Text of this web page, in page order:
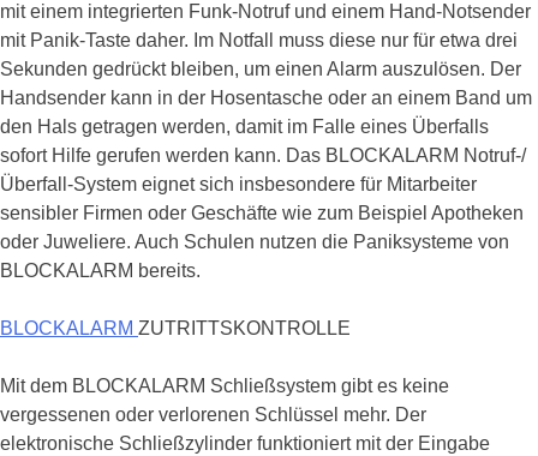
mit einem integrierten Funk-Notruf und einem Hand-Notsender
mit Panik-Taste daher. Im Notfall muss diese nur für etwa drei
Sekunden gedrückt bleiben, um einen Alarm auszulösen. Der
Handsender kann in der Hosentasche oder an einem Band um
den Hals getragen werden, damit im Falle eines Überfalls
sofort Hilfe gerufen werden kann. Das BLOCKALARM Notruf-/
Überfall-System eignet sich insbesondere für Mitarbeiter
sensibler Firmen oder Geschäfte wie zum Beispiel Apotheken
oder Juweliere. Auch Schulen nutzen die Paniksysteme von
BLOCKALARM bereits.
BLOCKALARM ZUTRITTSKONTROLLE
Mit dem BLOCKALARM Schließsystem gibt es keine
vergessenen oder verlorenen Schlüssel mehr. Der
elektronische Schließzylinder funktioniert mit der Eingabe